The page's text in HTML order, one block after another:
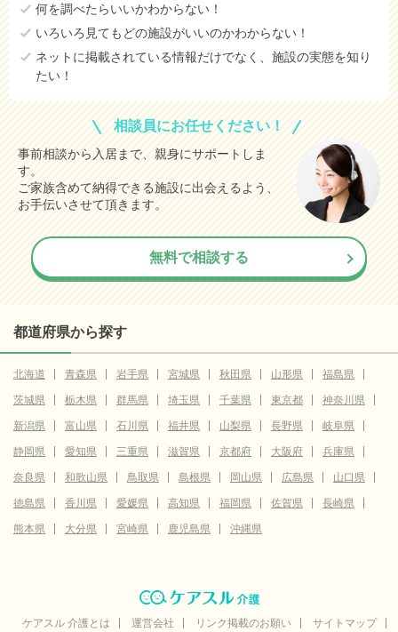
何を調べたらいいかわからない！
いろいろ見てもどの施設がいいのかわからない！
ネットに掲載されている情報だけでなく、施設の実態を知り
たい！
相談員にお任せください！
事前相談から入居まで、親身にサポートしま
す。
ご家族含めて納得できる施設に出会えるよう、
お手伝いさせて頂きます。
無料で相談する
都道府県から探す
北海道 青森県 岩手県 宮城県 秋田県 山形県
福島県
茨城県
栃木県 群馬県 埼玉県 千葉県 東京都
神奈川県
新潟県
富山県 石川県 福井県 山梨県 長野県
岐阜県
静岡県
愛知県 三重県 滋賀県 京都府 大阪府
兵庫県
奈良県
和歌山県 鳥取県 島根県 岡山県 広島県
山口県
徳島県
香川県 愛媛県 高知県 福岡県 佐賀県
長崎県
熊本県
大分県 宮崎県 鹿児島県 沖縄県
ケアスル 介護とは 運営会社 リンク掲載のお願い サイトマップ